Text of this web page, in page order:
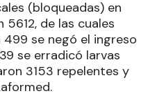
(bloqueadas) en
5612, de las cuales
se negó el ingreso
se erradicó larvas
3153 repelentes y